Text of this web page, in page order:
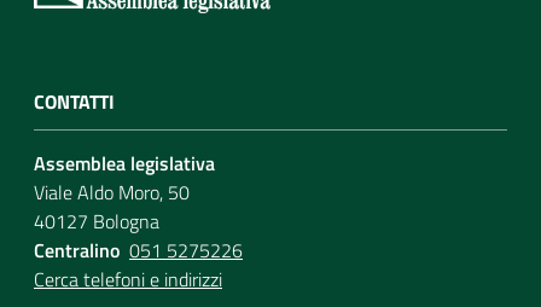
CONTATTI
Assemblea legislativa
Viale Aldo Moro, 50
40127 Bologna
Centralino 051 5275226
Cerca telefoni e indirizzi